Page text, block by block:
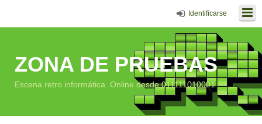
Identificarse
ZONA DE PRUEBAS
Escena retro informática. Online desde 011111010001